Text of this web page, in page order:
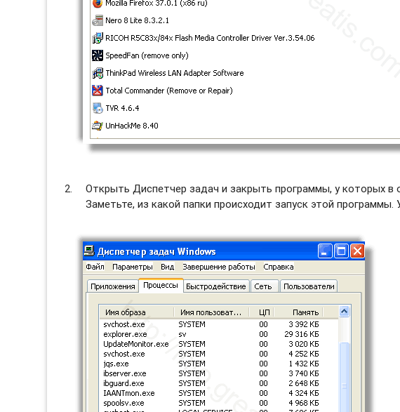
Открыть Диспетчер задач и закрыть программы, у которых в
Заметьте, из какой папки происходит запуск этой программы.